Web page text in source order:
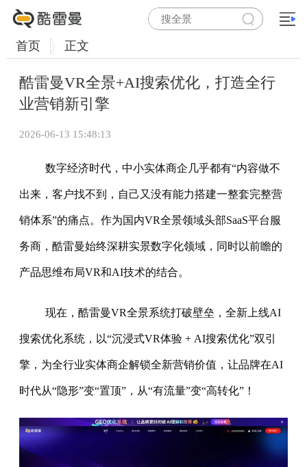
首页 正文
酷雷曼VR全景+AI搜索优化，打造全行
业营销新引擎
2026-06-13 15:48:13
数字经济时代，中小实体商企几乎都有“内容做不
出来，客户找不到，自己又没有能力搭建一整套完整营
销体系”的痛点。作为国内VR全景领域头部SaaS平台服
务商，酷雷曼始终深耕实景数字化领域，同时以前瞻的
产品思维布局VR和AI技术的结合。
现在，酷雷曼VR全景系统打破壁垒，全新上线AI
搜索优化系统，以“沉浸式VR体验 + AI搜索优化”双引
擎，为全行业实体商企解锁全新营销价值，让品牌在AI
时代从“隐形”变“置顶”，从“有流量”变“高转化”！